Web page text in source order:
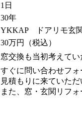
1日
30年
YKKAP ドアリモ玄
30万円（税込）
窓交換も当初考えて
すぐに問い合わせフォ
見積もりに来ていた
また、窓・玄関リフ